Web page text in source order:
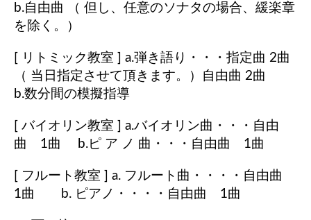
b.自由曲 （ 但し、任意のソナタの場合、緩楽章
を除く。）
[ リトミック教室 ] a.弾き語り・・・指定曲 2曲
（ 当日指定させて頂きます。）自由曲 2曲
b.数分間の模擬指導
[ バイオリン教室 ] a.バイオリン曲・・・自由
曲 1曲 b.ピ ア ノ 曲・・・自由曲 1曲
[ フルート教室 ] a. フルート曲・・・・自由曲
1曲 b. ピアノ・・・・自由曲 1曲